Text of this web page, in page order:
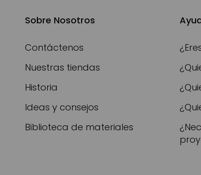
Sobre Nosotros
Contáctenos
Nuestras tiendas
Historia
Ideas y consejos
Biblioteca de materiales